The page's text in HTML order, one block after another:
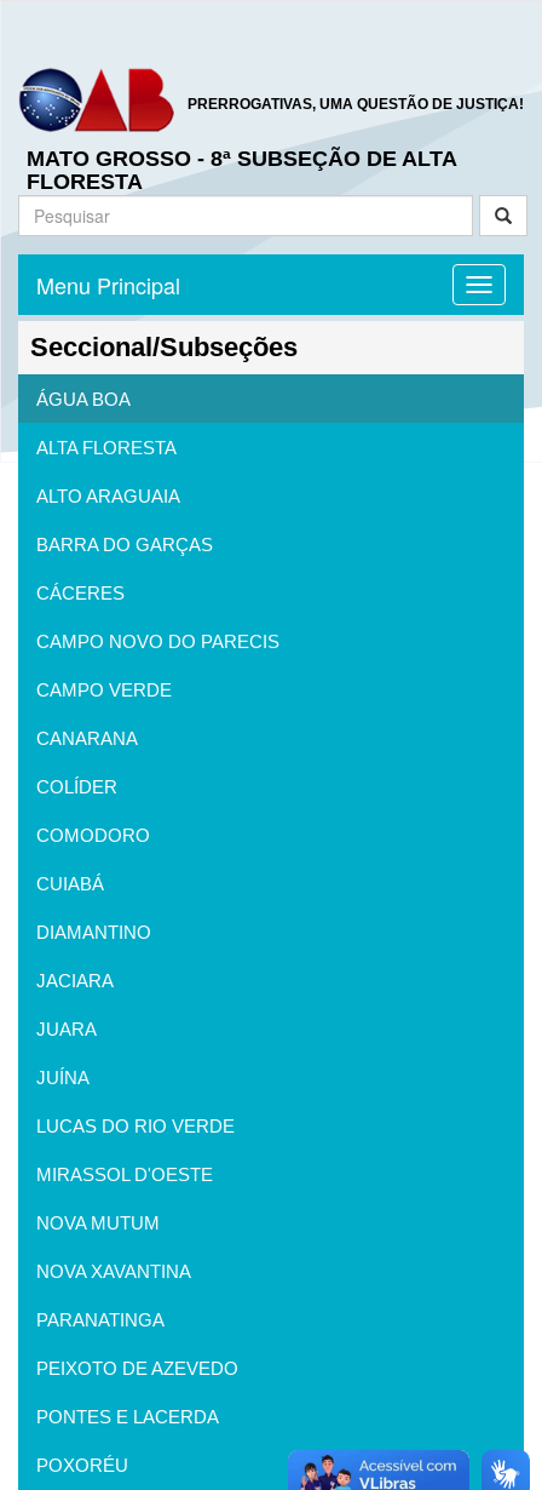
PRERROGATIVAS, UMA QUESTÃO DE JUSTIÇA!
MATO GROSSO - 8ª SUBSEÇÃO DE ALTA
FLORESTA
Toggle
Menu Principal
Seccional/Subseções
ÁGUA BOA
ALTA FLORESTA
ALTO ARAGUAIA
BARRA DO GARÇAS
CÁCERES
CAMPO NOVO DO PARECIS
CAMPO VERDE
CANARANA
COLÍDER
COMODORO
CUIABÁ
DIAMANTINO
JACIARA
JUARA
JUÍNA
LUCAS DO RIO VERDE
MIRASSOL D'OESTE
NOVA MUTUM
NOVA XAVANTINA
PARANATINGA
PEIXOTO DE AZEVEDO
PONTES E LACERDA
POXORÉU